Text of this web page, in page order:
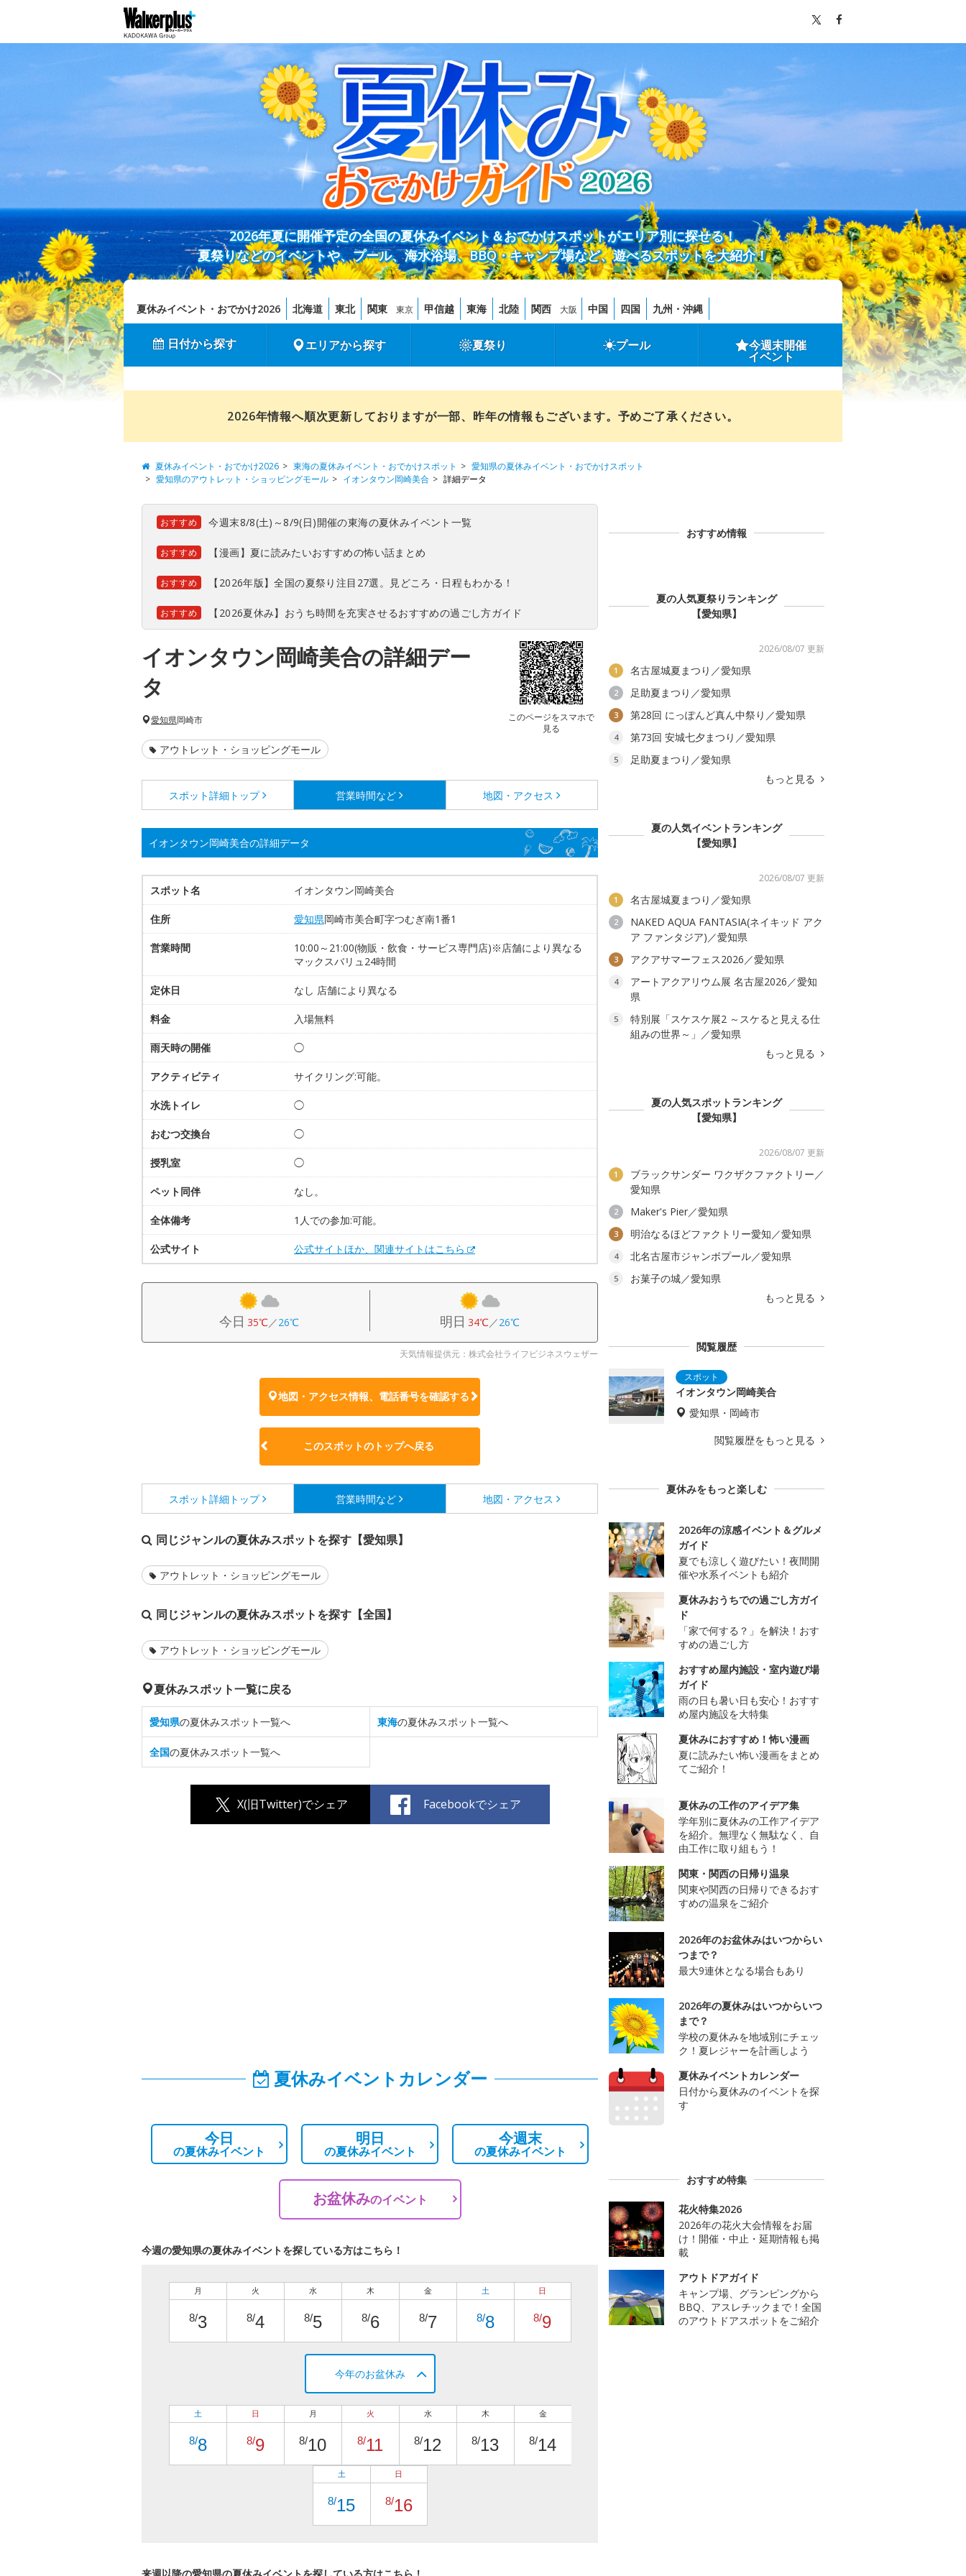
2026年夏に開催予定の全国の夏休みイベント＆おでかけスポットがエリア別に探せる！
夏祭りなどのイベントや、プール、海水浴場、BBQ・キャンプ場など、遊べるスポットを大紹介！
夏休みイベント・おでかけ2026 北海道 東北 関東 東京 甲信越 東海 北陸 関西 大阪 中国 四国 九州・沖縄
日付から探す エリアから探す 夏祭り プール 今週末開催
イベント
2026年情報へ順次更新しておりますが一部、昨年の情報もございます。予めご了承ください。
夏休みイベント・おでかけ2026 東海の夏休みイベント・おでかけスポット
愛知県の夏休みイベント・おでかけスポット
愛知県のアウトレット・ショッピングモール
イオンタウン岡崎美合 詳細データ
おすすめ 今週末8/8(土)～8/9(日)開催の東海の夏休みイベント一覧
おすすめ 【漫画】夏に読みたいおすすめの怖い話まとめ
おすすめ 【2026年版】全国の夏祭り注目27選。見どころ・日程もわかる！
おすすめ 【2026夏休み】おうち時間を充実させるおすすめの過ごし方ガイド
イオンタウン岡崎美合の詳細デー
タ
このページをスマホで
見る
愛知県岡崎市
アウトレット・ショッピングモール
スポット詳細 トップ 営業時間など 地図・アクセス
イオンタウン岡崎美合の詳細データ
スポット名 イオンタウン岡崎美合
住所 愛知県岡崎市美合町字つむぎ南1番1
営業時間
10:00～21:00(物販・飲食・サービス専門店)※店舗により異なる
マックスバリュ24時間
定休日 なし 店舗により異なる
料金 入場無料
雨天時の開催 ◯
アクティビティ サイクリング:可能。
水洗トイレ ◯
おむつ交換台 ◯
授乳室 ◯
ペット同伴 なし。
全体備考 1人での参加:可能。
公式サイト 公式サイトほか、関連サイトはこちら
今日 35℃／26℃ 明日 34℃／26℃
天気情報提供元：株式会社ライフビジネスウェザー
地図・アクセス情報、電話番号を確認する
このスポットのトップへ戻る
スポット詳細 トップ 営業時間など 地図・アクセス
同じジャンルの夏休みスポットを探す【愛知県】
アウトレット・ショッピングモール
同じジャンルの夏休みスポットを探す【全国】
アウトレット・ショッピングモール
夏休みスポット一覧に戻る
愛知県の夏休みスポット一覧へ 東海の夏休みスポット一覧へ
全国の夏休みスポット一覧へ
X(旧Twitter)でシェア Facebookでシェア
夏休みイベントカレンダー
今日
の夏休みイベント
明日
の夏休みイベント
今週末
の夏休みイベント
お盆休みのイベント
今週の愛知県の夏休みイベントを探している方はこちら！
月
8/3
火
8/4
水
8/5
木
8/6
金
8/7
土
8/8
日
8/9
今年のお盆休み
土
8/8
日
8/9
月
8/10
火
8/11
水
8/12
木
8/13
金
8/14
土
8/15
日
8/16
おすすめ情報
夏の人気夏祭りランキング
【愛知県】
2026/08/07 更新
1 名古屋城夏まつり／愛知県
2 足助夏まつり／愛知県
3 第28回 にっぽんど真ん中祭り／愛知県
4 第73回 安城七夕まつり／愛知県
5
足助夏まつり／愛知県
もっと見る
夏の人気イベントランキング
【愛知県】
2026/08/07 更新
1 名古屋城夏まつり／愛知県
2
NAKED AQUA FANTASIA(ネイキッド アク
ア ファンタジア)／愛知県
3 アクアサマーフェス2026／愛知県
4
アートアクアリウム展 名古屋2026／愛知
県
5
特別展「スケスケ展2 ～スケると見える仕
組みの世界～」／愛知県
もっと見る
夏の人気スポットランキング
【愛知県】
2026/08/07 更新
1
ブラックサンダー ワクザクファクトリー／
愛知県
2 Maker's Pier／愛知県
3 明治なるほどファクトリー愛知／愛知県
4 北名古屋市ジャンボプール／愛知県
5
お菓子の城／愛知県
もっと見る
閲覧履歴
イオンタウン岡崎美合
愛知県・岡崎市
閲覧履歴をもっと見る
夏休みをもっと楽しむ
2026年の涼感イベント＆グルメ
ガイド
夏でも涼しく遊びたい！夜間開
催や水系イベントも紹介
夏休みおうちでの過ごし方ガイ
ド
「家で何する？」を解決！おす
すめの過ごし方
おすすめ屋内施設・室内遊び場
ガイド
雨の日も暑い日も安心！おすす
め屋内施設を大特集
夏休みにおすすめ！怖い漫画
夏に読みたい怖い漫画をまとめ
てご紹介！
夏休みの工作のアイデア集
学年別に夏休みの工作アイデア
を紹介。無理なく無駄なく、自
由工作に取り組もう！
関東・関西の日帰り温泉
関東や関西の日帰りできるおす
すめの温泉をご紹介
2026年のお盆休みはいつからい
つまで？
最大9連休となる場合もあり
2026年の夏休みはいつからいつ
まで？
学校の夏休みを地域別にチェッ
ク！夏レジャーを計画しよう
夏休みイベントカレンダー
日付から夏休みのイベントを探
す
おすすめ特集
花火特集2026
2026年の花火大会情報をお届
け！開催・中止・延期情報も掲
載
アウトドアガイド
キャンプ場、グランピングから
BBQ、アスレチックまで！全国
のアウトドアスポットをご紹介